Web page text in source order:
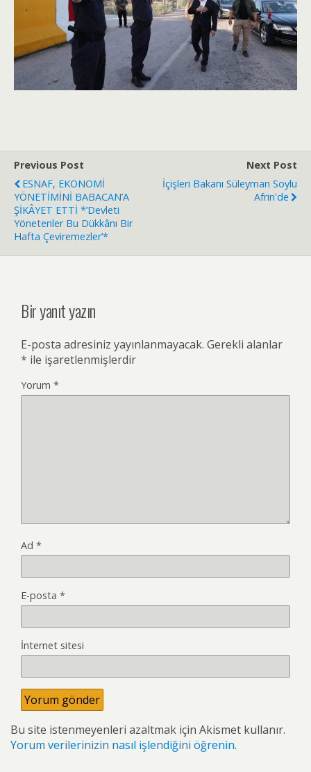
Previous Post
ESNAF, EKONOMİ
YÖNETİMİNİ BABACAN’A
ŞİKÂYET ETTİ *’Devleti
Yönetenler Bu Dükkânı Bir
Hafta Çeviremezler’*
Next Post
İçişleri Bakanı Süleyman Soylu
Afrin'de
Bir yanıt yazın
E-posta adresiniz yayınlanmayacak. Gerekli alanlar
* ile işaretlenmişlerdir
Yorum *
Ad *
E-posta *
İnternet sitesi
Bu site istenmeyenleri azaltmak için Akismet kullanır.
Yorum verilerinizin nasıl işlendiğini öğrenin.